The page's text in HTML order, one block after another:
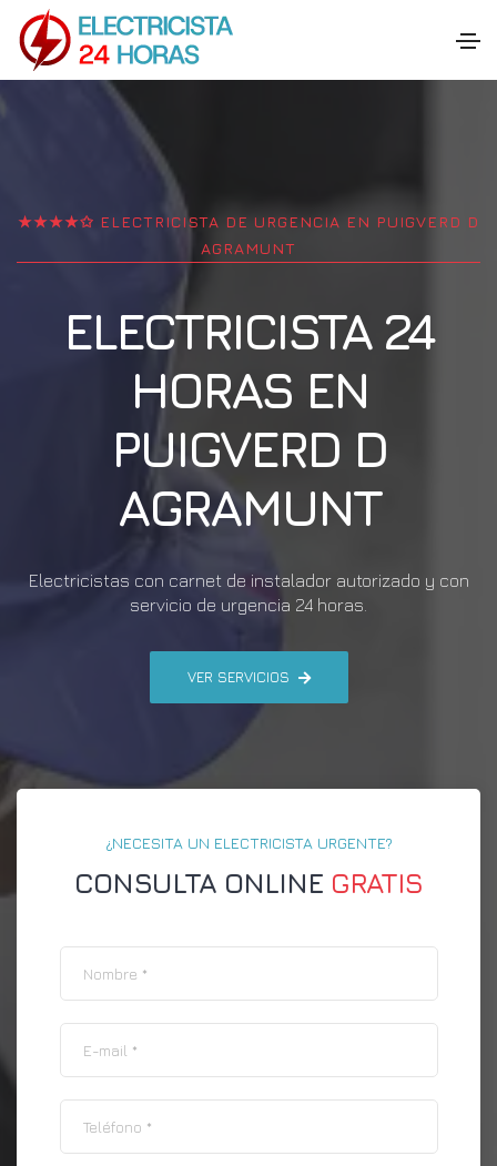
★★★★✩ ELECTRICISTA DE URGENCIA EN PUIGVERD D
AGRAMUNT
ELECTRICISTA 24
HORAS EN
PUIGVERD D
AGRAMUNT
Electricistas con carnet de instalador autorizado y con
servicio de urgencia 24 horas.
VER SERVICIOS
¿NECESITA UN ELECTRICISTA URGENTE?
CONSULTA ONLINE GRATIS